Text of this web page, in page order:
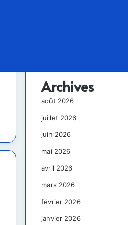
Archives
août 2026
juillet 2026
juin 2026
mai 2026
avril 2026
mars 2026
février 2026
janvier 2026